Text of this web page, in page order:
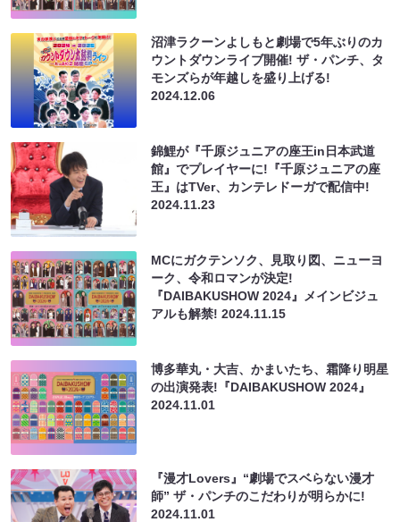
沼津ラクーンよしもと劇場で5年ぶりのカ
ウントダウンライブ開催! ザ・パンチ、タ
モンズらが年越しを盛り上げる!
2024.12.06
錦鯉が『千原ジュニアの座王in日本武道
館』でプレイヤーに!『千原ジュニアの座
王』はTVer、カンテレドーガで配信中!
2024.11.23
MCにガクテンソク、見取り図、ニューヨ
ーク、令和ロマンが決定!
『DAIBAKUSHOW 2024』メインビジュ
アルも解禁!2024.11.15
博多華丸・大吉、かまいたち、霜降り明星
の出演発表!『DAIBAKUSHOW 2024』
2024.11.01
『漫才Lovers』“劇場でスベらない漫才
師” ザ・パンチのこだわりが明らかに!
2024.11.01